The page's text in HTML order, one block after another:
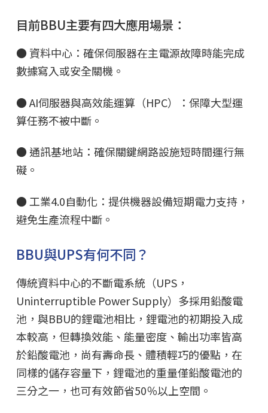
目前BBU主要有四大應用場景：
● 資料中心：確保伺服器在主電源故障時能完成
數據寫入或安全關機。
● AI伺服器與高效能運算（HPC）：保障大型運
算任務不被中斷。
● 通訊基地站：確保關鍵網路設施短時間運行無
礙。
● 工業4.0自動化：提供機器設備短期電力支持，
避免生產流程中斷。
BBU與UPS有何不同？
傳統資料中心的不斷電系統（UPS，
Uninterruptible Power Supply）多採用鉛酸電
池，與BBU的鋰電池相比，鋰電池的初期投入成
本較高，但轉換效能、能量密度、輸出功率皆高
於鉛酸電池，尚有壽命長、體積輕巧的優點，在
同樣的儲存容量下，鋰電池的重量僅鉛酸電池的
三分之一，也可有效節省50％以上空間。